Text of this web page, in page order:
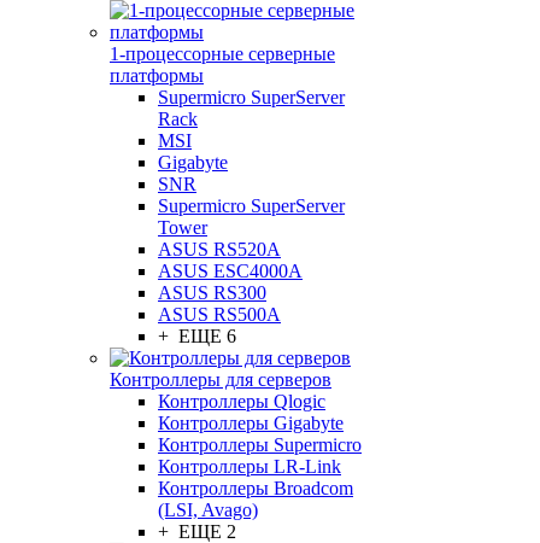
1-процессорные серверные
платформы
Supermicro SuperServer
Rack
MSI
Gigabyte
SNR
Supermicro SuperServer
Tower
ASUS RS520A
ASUS ESC4000A
ASUS RS300
ASUS RS500A
+ ЕЩЕ 6
Контроллеры для серверов
Контроллеры Qlogic
Контроллеры Gigabyte
Контроллеры Supermicro
Контроллеры LR-Link
Контроллеры Broadcom
(LSI, Avago)
+ ЕЩЕ 2